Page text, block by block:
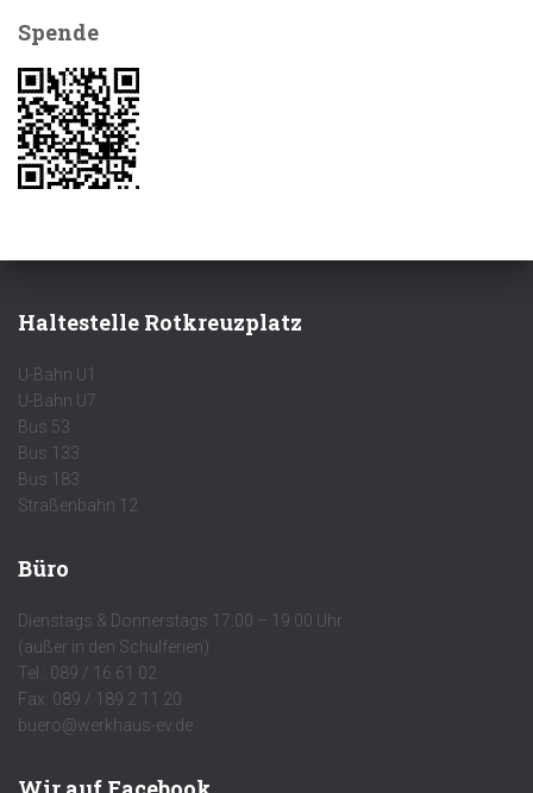
Spende
Haltestelle Rotkreuzplatz
U-Bahn U1
U-Bahn U7
Bus 53
Bus 133
Bus 183
Straßenbahn 12
Büro
Dienstags & Donnerstags 17:00 – 19:00 Uhr
(außer in den Schulferien)
Tel.: 089 / 16 61 02
Fax: 089 / 189 2 11 20
buero@werkhaus-ev.de